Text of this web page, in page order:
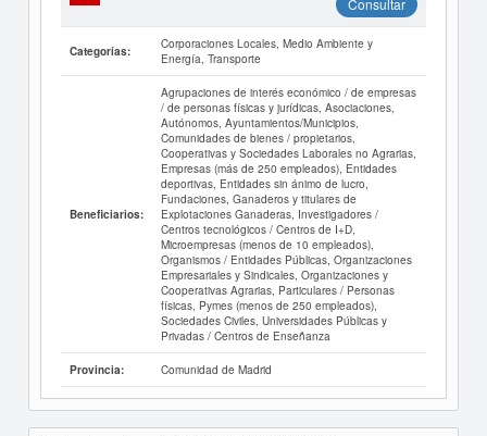
Consultar
Categorías:
Corporaciones Locales, Medio Ambiente y
Energía, Transporte
Beneficiarios:
Agrupaciones de interés económico / de empresas
/ de personas físicas y jurídicas, Asociaciones,
Autónomos, Ayuntamientos/Municipios,
Comunidades de bienes / propietarios,
Cooperativas y Sociedades Laborales no Agrarias,
Empresas (más de 250 empleados), Entidades
deportivas, Entidades sin ánimo de lucro,
Fundaciones, Ganaderos y titulares de
Explotaciones Ganaderas, Investigadores /
Centros tecnológicos / Centros de I+D,
Microempresas (menos de 10 empleados),
Organismos / Entidades Públicas, Organizaciones
Empresariales y Sindicales, Organizaciones y
Cooperativas Agrarias, Particulares / Personas
físicas, Pymes (menos de 250 empleados),
Sociedades Civiles, Universidades Públicas y
Privadas / Centros de Enseñanza
Provincia: Comunidad de Madrid